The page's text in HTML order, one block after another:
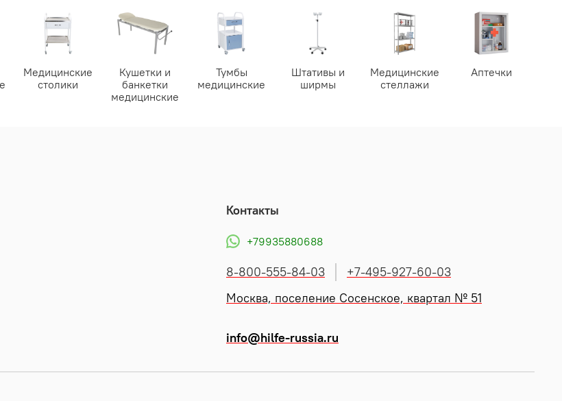
Медицинские
столики
Кушетки и
банкетки
медицинские
Тумбы
медицинские
Штативы и
ширмы
Медицинские
стеллажи
Аптечки
Контакты
+79935880688
8-800-555-84-03
+7-495-927-60-03
Москва, поселение Сосенское, квартал № 51
info@hilfe-russia.ru